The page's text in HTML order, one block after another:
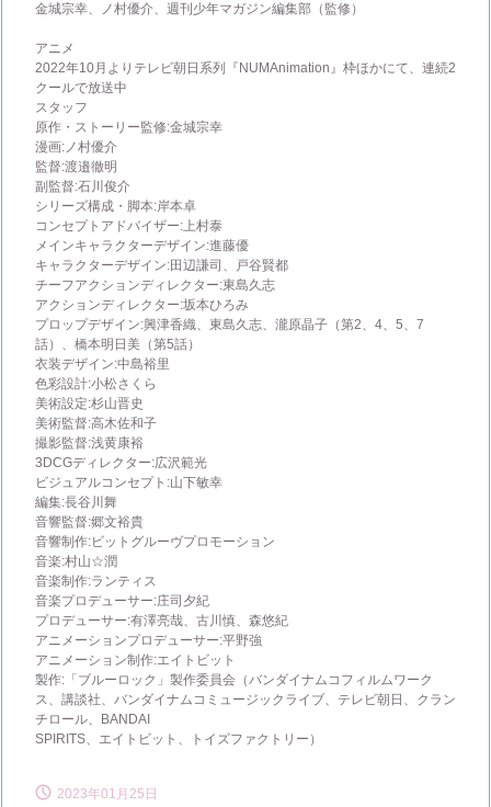
金城宗幸、ノ村優介、週刊少年マガジン編集部（監修）
アニメ
2022年10月よりテレビ朝日系列『NUMAnimation』枠ほかにて、連続2
クールで放送中
スタッフ
原作・ストーリー監修:金城宗幸
漫画:ノ村優介
監督:渡邉徹明
副監督:石川俊介
シリーズ構成・脚本:岸本卓
コンセプトアドバイザー:上村泰
メインキャラクターデザイン:進藤優
キャラクターデザイン:田辺謙司、戸谷賢都
チーフアクションディレクター:東島久志
アクションディレクター:坂本ひろみ
プロップデザイン:興津香織、東島久志、瀧原晶子（第2、4、5、7
話）、橋本明日美（第5話）
衣装デザイン:中島裕里
色彩設計:小松さくら
美術設定:杉山晋史
美術監督:高木佐和子
撮影監督:浅黄康裕
3DCGディレクター:広沢範光
ビジュアルコンセプト:山下敏幸
編集:長谷川舞
音響監督:郷文裕貴
音響制作:ビットグルーヴプロモーション
音楽:村山☆潤
音楽制作:ランティス
音楽プロデューサー:庄司夕紀
プロデューサー:有澤亮哉、古川慎、森悠紀
アニメーションプロデューサー:平野強
アニメーション制作:エイトビット
製作:「ブルーロック」製作委員会（バンダイナムコフィルムワーク
ス、講談社、バンダイナムコミュージックライブ、テレビ朝日、クラン
チロール、BANDAI
SPIRITS、エイトビット、トイズファクトリー）
2023年01月25日